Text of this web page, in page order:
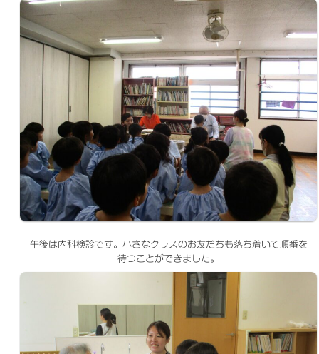
午後は内科検診です。小さなクラスのお友だちも落ち着いて順番を
待つことができました。